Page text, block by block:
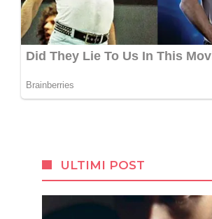
ULTIMI POST